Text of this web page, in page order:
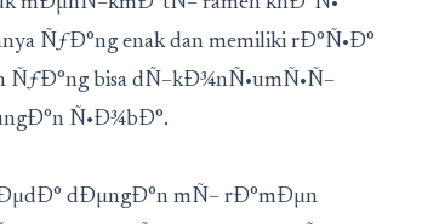
ÑƒÐ°ng enak dan memiliki rÐ°Ñ•Ð°
bisa dÑ–kÐ¾nÑ•umÑ•Ñ–
Ñ•Ð¾bÐ°.
dÐµngÐ°n mÑ– rÐ°mÐµn